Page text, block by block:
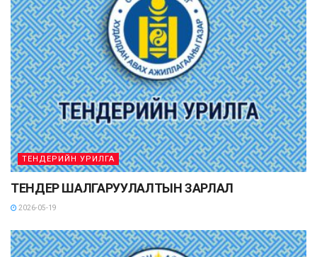
ТЕНДЕРИЙН УРИЛГА
ТЕНДЕР ШАЛГАРУУЛАЛТЫН ЗАРЛАЛ
2026-05-19